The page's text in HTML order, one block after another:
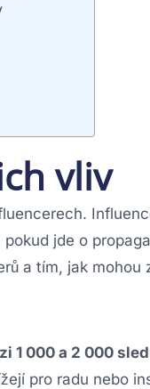
vliv
jde o
a tím, jak mohou
1 000 a 2 000
pro radu nebo